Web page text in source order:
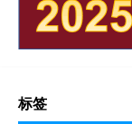
标签